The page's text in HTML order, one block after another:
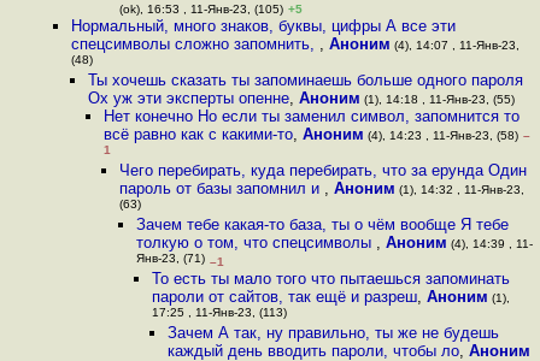
(ok), 16:53 , 11-Янв-23, (105) +5
Нормальный, много знаков, буквы, цифры А все эти
спецсимволы сложно запомнить, ,Аноним (4), 14:07 , 11-Янв-23,
(48)
Ты хочешь сказать ты запоминаешь больше одного пароля
Ох уж эти эксперты опенне, Аноним (1), 14:18 , 11-Янв-23, (55)
Нет конечно Но если ты заменил символ, запомнится то
всё равно как с какими-то, Аноним (4), 14:23 , 11-Янв-23, (58) –
1
Чего перебирать, куда перебирать, что за ерунда Один
пароль от базы запомнил и ,Аноним (1), 14:32 , 11-Янв-23,
(63)
Зачем тебе какая-то база, ты о чём вообще Я тебе
толкую о том, что спецсимволы , Аноним (4), 14:39 , 11-
Янв-23, (71) –1
То есть ты мало того что пытаешься запоминать
пароли от сайтов, так ещё и разреш, Аноним (1),
17:25 , 11-Янв-23, (113)
Зачем А так, ну правильно, ты же не будешь
каждый день вводить пароли, чтобы ло,Аноним